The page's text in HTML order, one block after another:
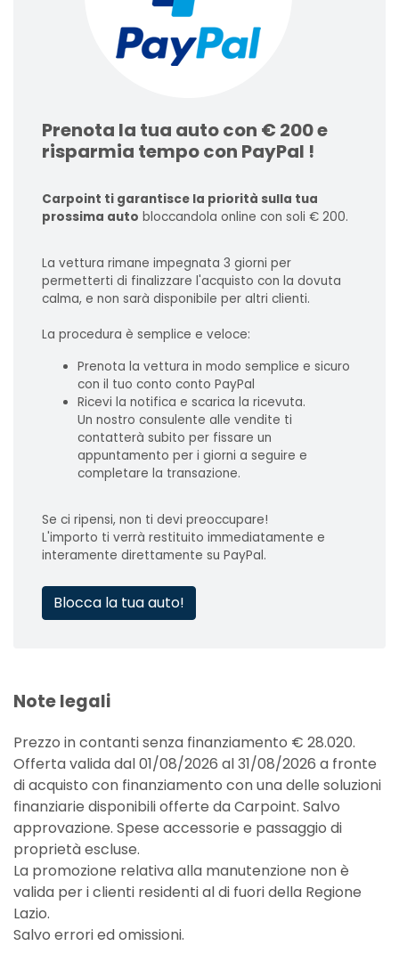
Prenota la tua auto con € 200 e
risparmia tempo con PayPal !
Carpoint ti garantisce la priorità sulla tua
prossima auto bloccandola online con soli € 200.
La vettura rimane impegnata 3 giorni per
permetterti di finalizzare l'acquisto con la dovuta
calma, e non sarà disponibile per altri clienti.
La procedura è semplice e veloce:
Prenota la vettura in modo semplice e sicuro
con il tuo conto conto PayPal
Ricevi la notifica e scarica la ricevuta.
Un nostro consulente alle vendite ti
contatterà subito per fissare un
appuntamento per i giorni a seguire e
completare la transazione.
Se ci ripensi, non ti devi preoccupare!
L'importo ti verrà restituito immediatamente e
interamente direttamente su PayPal.
Blocca la tua auto!
Note legali
Prezzo in contanti senza finanziamento € 28.020.
Offerta valida dal 01/08/2026 al 31/08/2026 a fronte
di acquisto con finanziamento con una delle soluzioni
finanziarie disponibili offerte da Carpoint. Salvo
approvazione. Spese accessorie e passaggio di
proprietà escluse.
La promozione relativa alla manutenzione non è
valida per i clienti residenti al di fuori della Regione
Lazio.
Salvo errori ed omissioni.